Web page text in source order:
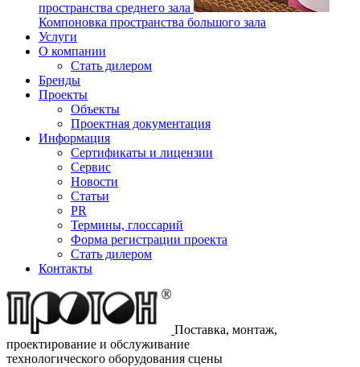
пространства среднего зала
Компоновка пространства большого зала
Услуги
О компании
Стать дилером
Бренды
Проекты
Объекты
Проектная документация
Информация
Сертификаты и лицензии
Сервис
Новости
Статьи
PR
Термины, глоссарий
Форма регистрации проекта
Стать дилером
Контакты
Поставка, монтаж,
проектирование и обслуживание
технологического оборудования сцены